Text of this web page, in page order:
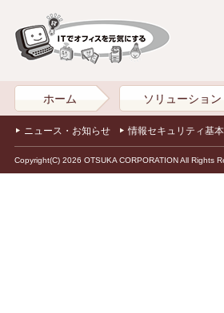
ホーム ソリューショ
ニュース・お知らせ 情報セキュリティ基
Copyright(C) 2026 OTSUKA CORPORATION All Rights